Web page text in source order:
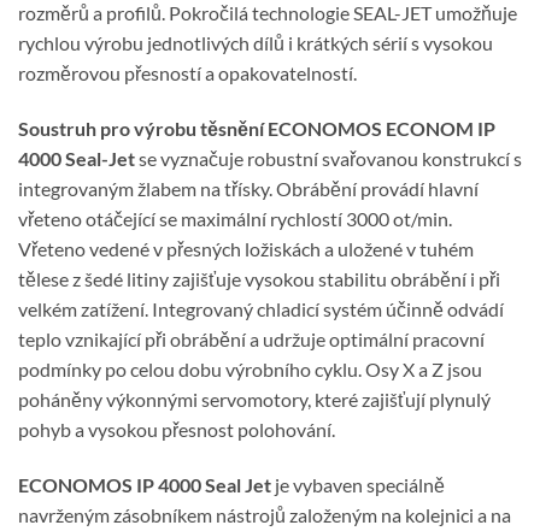
rozměrů a profilů. Pokročilá technologie SEAL-JET umožňuje
rychlou výrobu jednotlivých dílů i krátkých sérií s vysokou
rozměrovou přesností a opakovatelností.
Soustruh pro výrobu těsnění ECONOMOS ECONOM IP
4000 Seal-Jetse vyznačuje robustní svařovanou konstrukcí s
integrovaným žlabem na třísky. Obrábění provádí hlavní
vřeteno otáčející se maximální rychlostí 3000 ot/min.
Vřeteno vedené v přesných ložiskách a uložené v tuhém
tělese z šedé litiny zajišťuje vysokou stabilitu obrábění i při
velkém zatížení. Integrovaný chladicí systém účinně odvádí
teplo vznikající při obrábění a udržuje optimální pracovní
podmínky po celou dobu výrobního cyklu. Osy X a Z jsou
poháněny výkonnými servomotory, které zajišťují plynulý
pohyb a vysokou přesnost polohování.
ECONOMOS IP 4000 Seal Jet je vybaven speciálně
navrženým zásobníkem nástrojů založeným na kolejnici a na